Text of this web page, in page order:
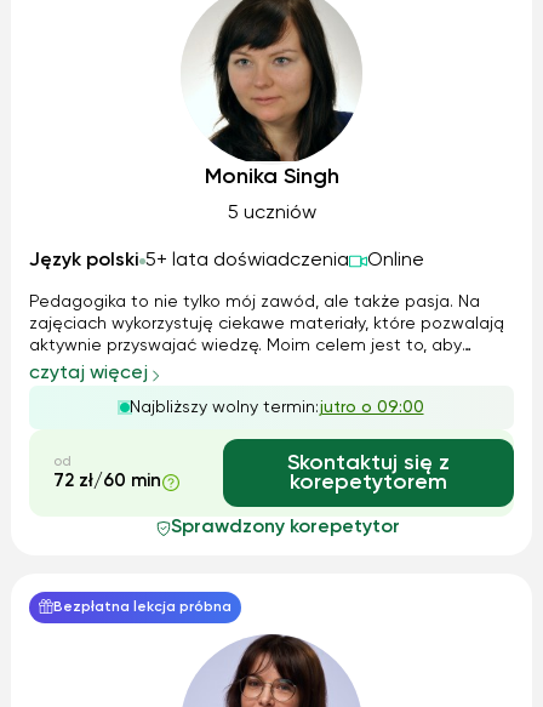
Monika Singh
5 uczniów
Język polski 5+ lata doświadczenia Online
Pedagogika to nie tylko mój zawód, ale także pasja. Na
zajęciach wykorzystuję ciekawe materiały, które pozwalają
aktywnie przyswajać wiedzę. Moim celem jest to, aby
zdobyte wiadomości z gramatyki i literatury były dla ucznia
zrozumiałe i mógł sam wykorzystywać je w praktyce.
Zarówno rodzice jak i uc...
czytaj więcej
Najbliższy wolny termin:jutro o 09:00
od
72 zł/60 min
Skontaktuj się z
korepetytorem
Sprawdzony korepetytor
Bezpłatna lekcja próbna